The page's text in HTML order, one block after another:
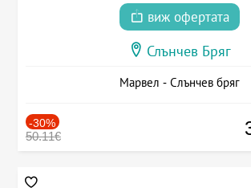
виж офертата
Слънчев Бряг
Марвел - Слънчев бряг
-30%
50.11€